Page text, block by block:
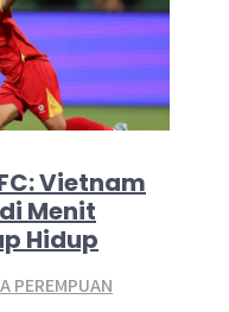
Vietnam
Menit
Hidup
PEREMPUAN